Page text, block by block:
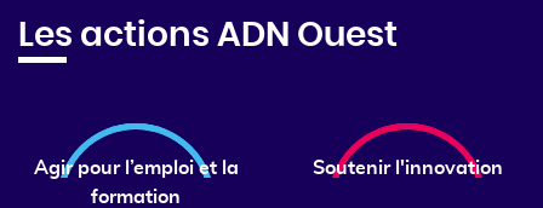
Les actions ADN Ouest
Agir pour l’emploi et la
formation
Soutenir l'innovation